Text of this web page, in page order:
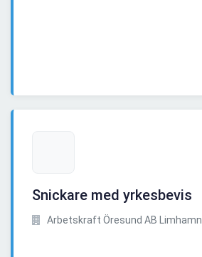
Snickare med yrkesbevis
Arbetskraft Öresund AB Limhamn